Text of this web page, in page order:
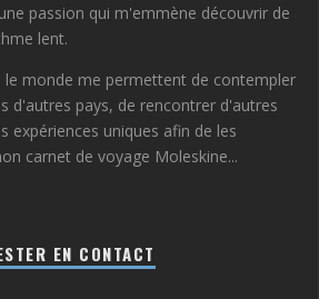
passion qui m'emmène découvrir de
lent.
le monde me permettent de contempler
d'autres pays, de rencontrer d'autres
expériences uniques afin de les
carnet de voyage Moleskine...
EN CONTACT